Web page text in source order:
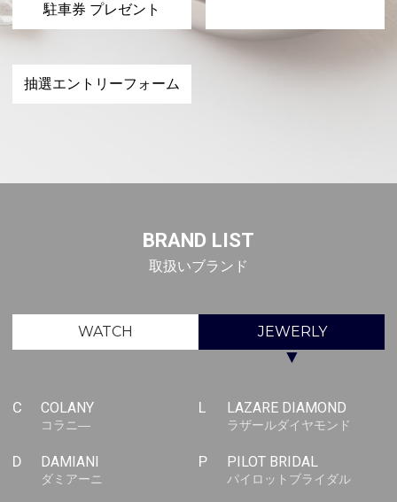
駐車券 プレゼント
抽選エントリーフォーム
BRAND LIST
取扱いブランド
WATCH JEWERLY
▼
C COLANY
コラニ―
D DAMIANI
ダミアーニ
L LAZARE DIAMOND
ラザールダイヤモンド
P PILOT BRIDAL
パイロットブライダル